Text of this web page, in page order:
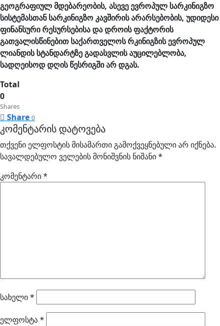
გეოგრაფიულ მდებარეობის, ასევე ევროპულ სარკინიგზო
სისტემასთან სარკინიგზო კავშირის არარსებობის, უდიდესი
ფინანსური რესურსებისა და დროის ფაქტორის
გათვალისწინებით საქართველოს რკინიგზის ევროპულ
ლიანდის სტანდარტზე გადასვლის აუცილებლობა,
სადღეისოდ დღის წესრიგში არ დგას.
Total
0
Shares
Share 0
კომენტარის დატოვება
თქვენი ელფოსტის მისამართი გამოქვეყნებული არ იქნება.
სავალდებულო ველების მონიშვნის ნიშანი*
კომენტარი*
სახელი*
ელფოსტა*